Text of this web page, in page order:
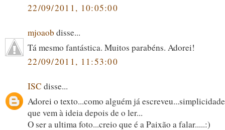
22/09/2011, 10:05:00
mjoaob disse...
Tá mesmo fantástica. Muitos parabéns. Adorei!
22/09/2011, 11:53:00
ISC disse...
Adorei o texto...como alguém já
que vem à ideia depois de o ler...
O ser a ultima foto...creio que é a Paixão a falar.....:)